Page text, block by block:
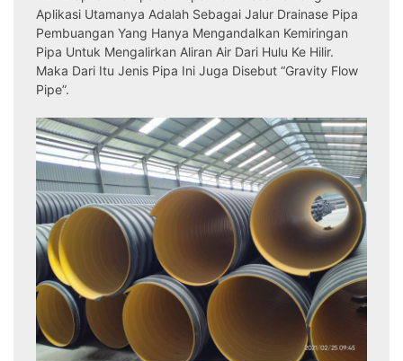
Aplikasi Utamanya Adalah Sebagai Jalur Drainase Pipa
Pembuangan Yang Hanya Mengandalkan Kemiringan
Pipa Untuk Mengalirkan Aliran Air Dari Hulu Ke Hilir.
Maka Dari Itu Jenis Pipa Ini Juga Disebut “Gravity Flow
Pipe”.